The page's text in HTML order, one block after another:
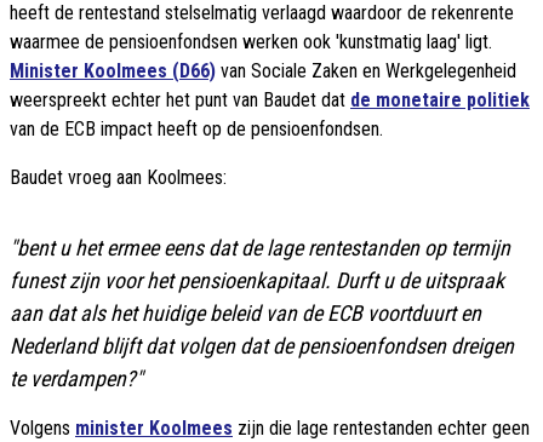
heeft de rentestand stelselmatig verlaagd waardoor de rekenrente
waarmee de pensioenfondsen werken ook 'kunstmatig laag' ligt.
Minister Koolmees (D66) van Sociale Zaken en Werkgelegenheid
weerspreekt echter het punt van Baudet dat de monetaire politiek
van de ECB impact heeft op de pensioenfondsen.
Baudet vroeg aan Koolmees:
"bent u het ermee eens dat de lage rentestanden op termijn
funest zijn voor het pensioenkapitaal. Durft u de uitspraak
aan dat als het huidige beleid van de ECB voortduurt en
Nederland blijft dat volgen dat de pensioenfondsen dreigen
te verdampen?"
Volgens minister Koolmees zijn die lage rentestanden echter geen